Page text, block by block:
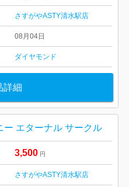
さすがやASTY清水駅店
08月04日
ダイヤモンド
詳細
ー エターナル サークル
3,500 円
さすがやASTY清水駅店